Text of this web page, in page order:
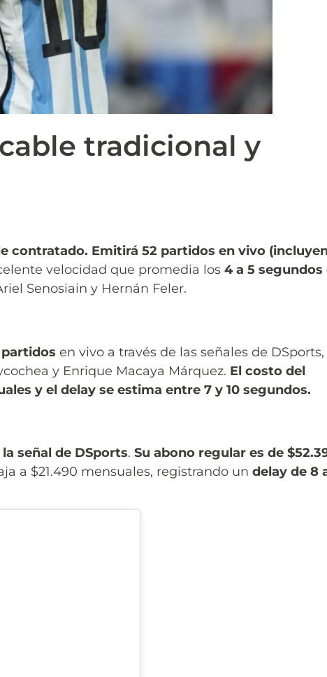
tradicional y
contratado. Emitirá 52 partidos en vivo
velocidad que promedia los 4 a 5 segundos
Senosiain y Hernán Feler.
en vivo a través de las señales de
y Enrique Macaya Márquez. El costo del
y el delay se estima entre 7 y 10 segundos.
señal de DSports. Su abono regular es de
a $21.490 mensuales, registrando un delay de 8